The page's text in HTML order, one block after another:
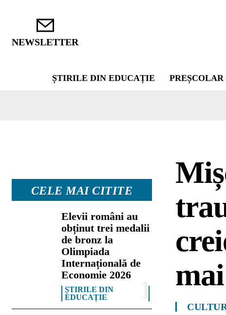
NEWSLETTER
ȘTIRILE DIN EDUCAȚIE PREȘCOLAR
CELE MAI CITITE
Elevii români au
obținut trei medalii
de bronz la
Olimpiada
Internațională de
Economie 2026
ȘTIRILE DIN
EDUCAȚIE